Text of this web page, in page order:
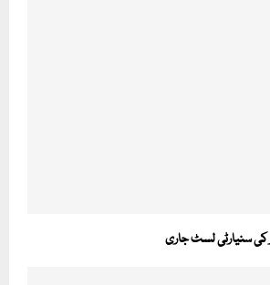
کی سنیارٹی لسٹ جاری